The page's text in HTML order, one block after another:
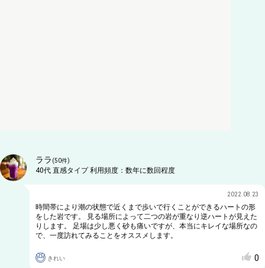
ララ (50件)
40代 直感タイプ利用頻度： 数年に数回程度
2022.08.23
時間帯により潮の状態で近くまで歩いで行くことができるハートの形
をした岩です。 見る場所によって二つの岩が重なり逆ハートが見えた
りします。 足場は少し悪く砂も痛いですが、本当にキレイな場所なの
で、一度訪れてみることをオススメします。
きれい 0